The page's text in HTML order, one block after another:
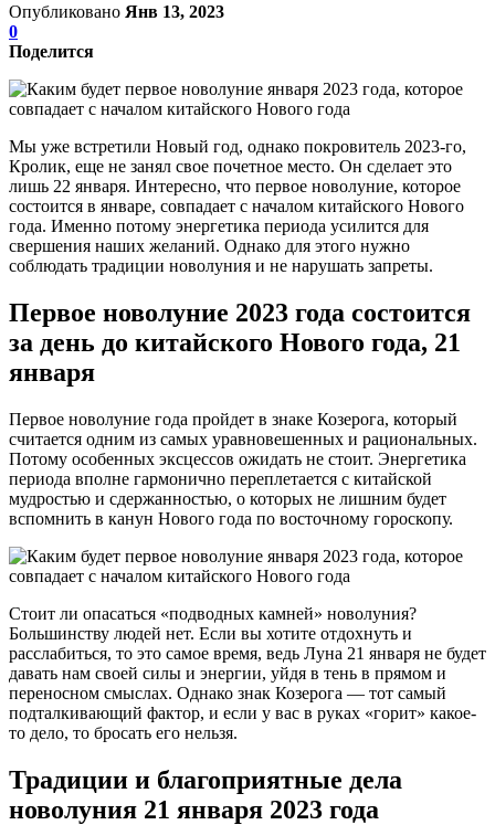
Опубликовано Янв 13, 2023
0
Поделится
Мы уже встретили Новый год, однако покровитель 2023-го,
Кролик, еще не занял свое почетное место. Он сделает это
лишь 22 января. Интересно, что первое новолуние, которое
состоится в январе, совпадает с началом китайского Нового
года. Именно потому энергетика периода усилится для
свершения наших желаний. Однако для этого нужно
соблюдать традиции новолуния и не нарушать запреты.
Первое новолуние 2023 года состоится
за день до китайского Нового года, 21
января
Первое новолуние года пройдет в знаке Козерога, который
считается одним из самых уравновешенных и рациональных.
Потому особенных эксцессов ожидать не стоит. Энергетика
периода вполне гармонично переплетается с китайской
мудростью и сдержанностью, о которых не лишним будет
вспомнить в канун Нового года по восточному гороскопу.
Стоит ли опасаться «подводных камней» новолуния?
Большинству людей нет. Если вы хотите отдохнуть и
расслабиться, то это самое время, ведь Луна 21 января не будет
давать нам своей силы и энергии, уйдя в тень в прямом и
переносном смыслах. Однако знак Козерога — тот самый
подталкивающий фактор, и если у вас в руках «горит» какое-
то дело, то бросать его нельзя.
Традиции и благоприятные дела
новолуния 21 января 2023 года